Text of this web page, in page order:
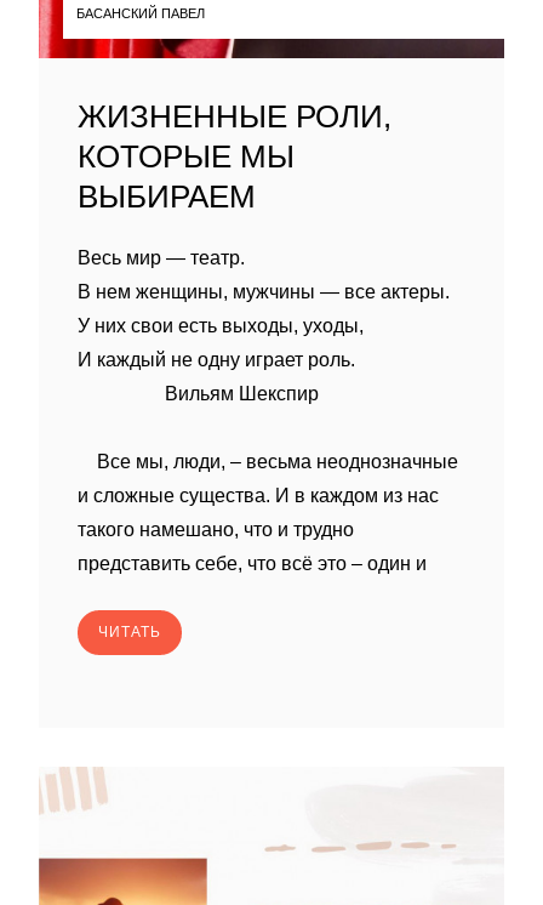
БАСАНСКИЙ ПАВЕЛ
ЖИЗНЕННЫЕ РОЛИ,
КОТОРЫЕ МЫ
ВЫБИРАЕМ
Весь мир — театр.
В нем женщины, мужчины — все актеры.
У них свои есть выходы, уходы,
И каждый не одну играет роль.
Вильям Шекспир
Все мы, люди, – весьма неоднозначные
и сложные существа. И в каждом из нас
такого намешано, что и трудно
представить себе, что всё это – один и
ЧИТАТЬ